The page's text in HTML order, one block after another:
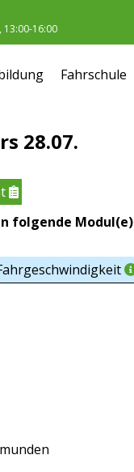
13:00-16:00
Fahrschule
28.07.
folgende Modul(e)